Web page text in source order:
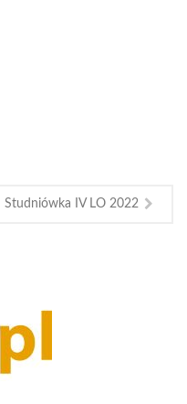
Studniówka IV LO 2022